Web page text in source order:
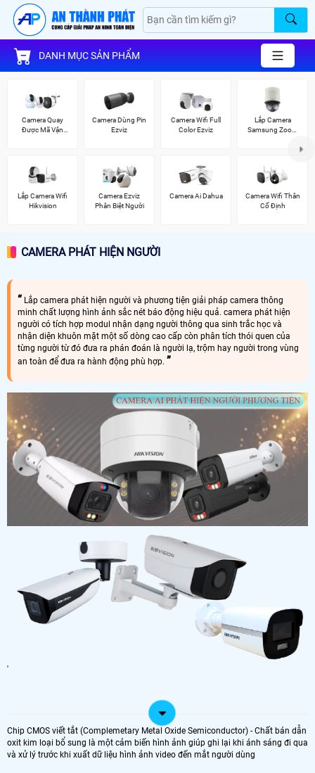
DANH MỤC SẢN PHẨM
Camera Quay
Được Mã Vận
Camera Dùng Pin
Ezviz
Camera Wifi Full
Color Ezviz
Lắp Camera
Samsung Zoom
Lắp Camera Wifi
Hikvision
Camera Ezviz
Phân Biệt Người
Camera Ai Dahua
Camera Wifi Thân
Cố Định
CAMERA PHÁT HIỆN NGƯỜI
Lắp camera phát hiện người và phương tiện giải pháp camera thông
minh chất lượng hình ảnh sắc nét báo động hiệu quả. camera phát hiện
người có tích hợp modul nhận dạng người thông qua sinh trắc học và
nhận diện khuôn mặt một số dòng cao cấp còn phân tích thói quen của
từng người từ đó đưa ra phán đoán là người lạ, trộm hay người trong vùng
an toàn để đưa ra hành động phù hợp.
'
Chip CMOS viết tắt (Complemetary Metal Oxide Semiconductor) - Chất bán dẫn
oxit kim loại bổ sung là một cảm biến hình ảnh giúp ghi lại khi ánh sáng đi qua
và xử lý trước khi xuất dữ liệu hình ảnh video đến mắt người dùng